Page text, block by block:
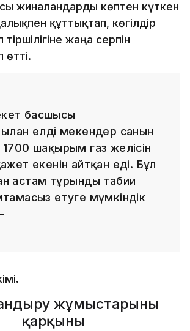
жиналғандарды көптен күткен
құттықтап, көгілдір
жаңа серпін
өтті.
басшысы
елді мекендер санын
шақырым газ желісін
екенін айтқан еді. Бұл
астам тұрғынды табиғи
етуге мүмкіндік
жұмыстарының
қарқыны